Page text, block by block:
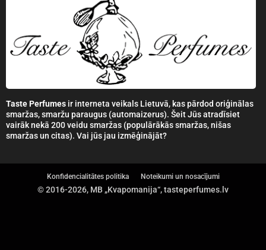
Taste Perfumesir interneta veikals Lietuvā, kas pārdod oriģinālas
smaržas, smaržu paraugus (automaizerus). Šeit Jūs atradīsiet
vairāk nekā 200 veidu smaržas (populārākās smaržas, nišas
smaržas un citas). Vai jūs jau izmēģinājāt?
Konfidencialitātes politika Noteikumi un nosacījumi
© 2016-2026, MB „Kvapomanija“, tasteperfumes.lv